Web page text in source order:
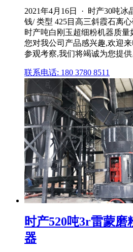
2021年4月16日 · 时产30吨
钱/ 类型 425目高三斜霞石离
时产吨白刚玉超细粉机器质
您对我公司产品感兴趣,欢迎
参观考察,我们将竭诚为您提供
联系电话: 180 3780 8511
时产520吨3r雷蒙
器